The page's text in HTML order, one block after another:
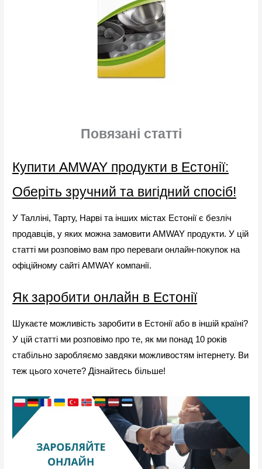
Повязані статті
Купити AMWAY продукти в Естонії:
Оберіть зручний та вигідний спосіб!
У Талліні, Тарту, Нарві та інших містах Естонії є безліч
продавців, у яких можна замовити AMWAY продукти. У цій
статті ми розповімо вам про переваги онлайн-покупок на
офіційному сайті AMWAY компанії.
Як заробити онлайн в Естонії
Шукаєте можливість заробити в Естонії або в іншій країні?
У цій статті ми розповімо про те, як ми понад 10 років
стабільно заробляємо завдяки можливостям інтернету. Ви
теж цього хочете? Дізнайтесь більше!